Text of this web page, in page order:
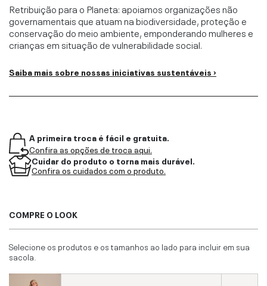
Retribuição para o Planeta: apoiamos organizações não
governamentais que atuam na biodiversidade, proteção e
conservação do meio ambiente, emponderando mulheres e
crianças em situação de vulnerabilidade social.
Saiba mais sobre nossas iniciativas sustentáveis ›
A primeira troca é fácil e gratuita.
Confira as opções de troca aqui.
Cuidar do produto o torna mais durável.
Confira os cuidados com o produto.
COMPRE O LOOK
Selecione os produtos e os tamanhos ao lado para incluir em sua
sacola.